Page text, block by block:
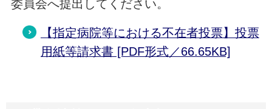
委員会へ提出してください。
【指定病院等における不在者投票】投票
用紙等請求書 [PDF形式／66.65KB]